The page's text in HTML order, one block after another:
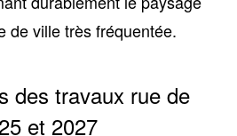
de ville très fréquentée.
des travaux rue de
et 2027